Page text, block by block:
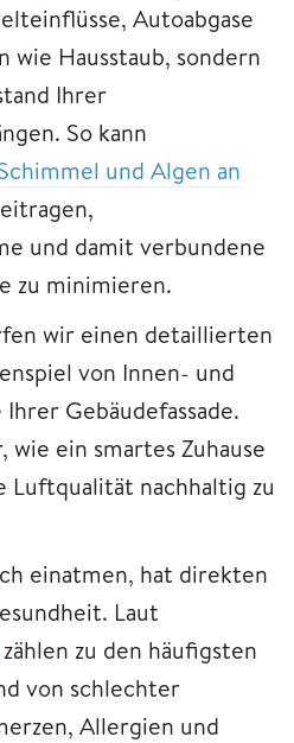
Autoabgase
Hausstaub, sondern
Ihrer
So kann
und Algen an
und damit verbundene
zu minimieren.
wir einen detaillierten
von Innen- und
Gebäudefassade.
ein smartes Zuhause
Luftqualität nachhaltig zu
einatmen, hat direkten
Laut
zählen zu den häufigsten
von schlechter
Allergien und